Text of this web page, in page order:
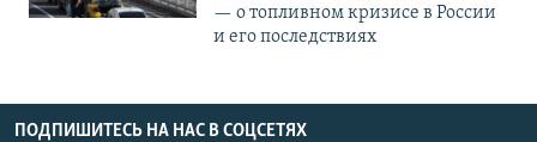
— о топливном кризисе в России
и его последствиях
ПОДПИШИТЕСЬ НА НАС В СОЦСЕТЯХ